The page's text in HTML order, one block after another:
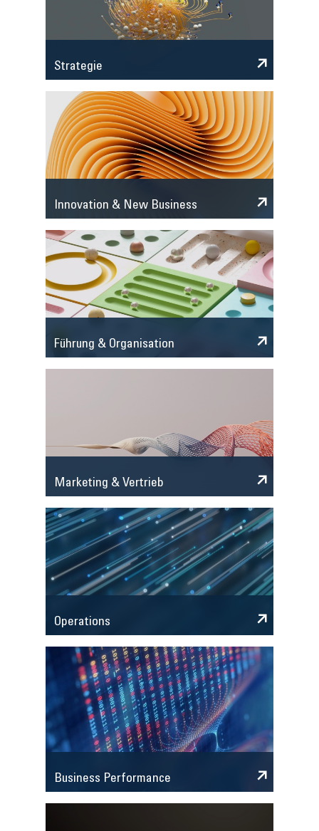
Strategie
Innovation & New Business
Führung & Organisation
Marketing & Vertrieb
Operations
Business Performance